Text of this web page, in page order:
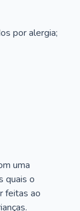
por alergia;
uma
quais o
feitas ao